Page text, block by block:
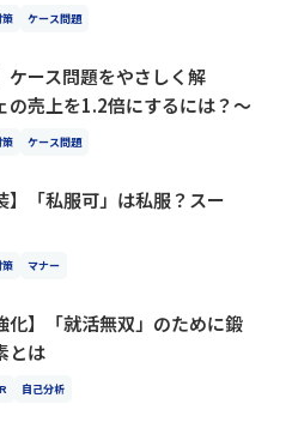
策 ケース問題
ケース問題をやさしく解
の売上を1.2倍にするには？〜
策 ケース問題
】「私服可」は私服？スー
策 マナー
化】「就活無双」のために鍛
とは
自己分析